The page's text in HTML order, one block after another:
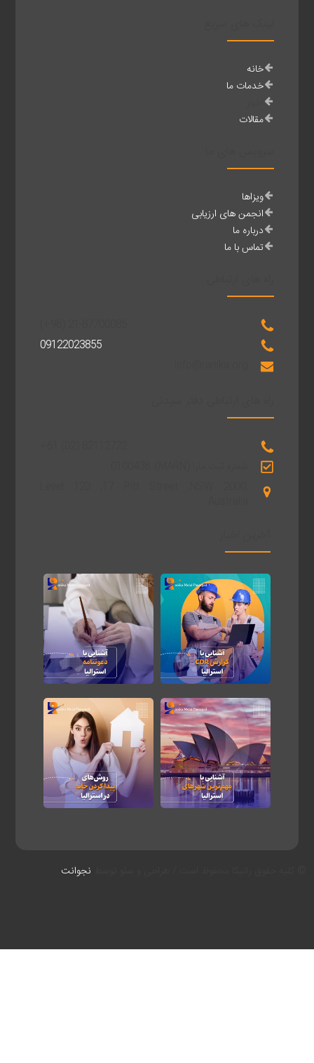
خانه
خدمات ما
اخبار
مقالات
ویزاها
انجمن های ارزیابی
درباره ما
تماس با ما
09122023855
info@ranika.org
شماره ثبت مارا (MARN): 0100438
Level 123 ,17 Pitt Street ,NSW 2000,
نجوانت